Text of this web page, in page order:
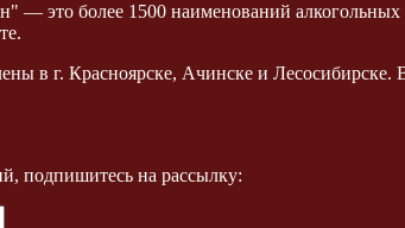
— это более 1500 наименований
в г. Красноярске, Ачинске и
подпишитесь на рассылку: